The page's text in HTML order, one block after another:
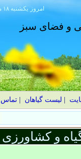
۱۴۰۵ يکشنبه ۱۸ مرداد امروز
و فضای سبز
لیست گیاهان |تماس
و کشاورزی